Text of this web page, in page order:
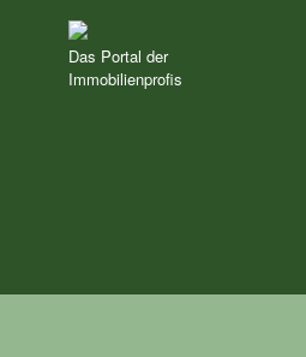
Das Portal der
Immobilienprofis